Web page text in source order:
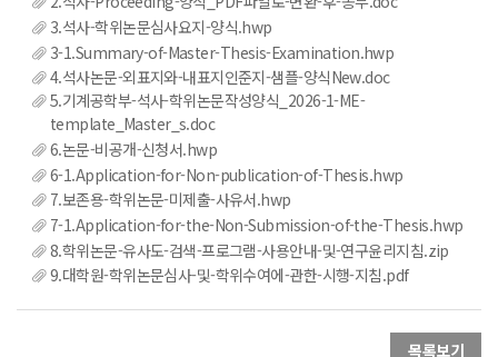
3.석사-학위논문심사요지-양식.hwp
3-1.Summary-of-Master-Thesis-Examination.hwp
4.석사논문-외표지와-내표지인준지-샘플-양식New.doc
5.기계공학부-석사-학위논문작성양식_2026-1-ME-
template_Master_s.doc
6.논문-비공개-신청서.hwp
6-1.Application-for-Non-publication-of-Thesis.hwp
7.보존용-학위논문-미제출-사유서.hwp
7-1.Application-for-the-Non-Submission-of-the-Thesis.hwp
8.학위논문-유사도-검색-프로그램-사용안내-및-연구윤리지침.zip
9.대학원-학위논문심사-및-학위수여에-관한-시행-지침.pdf
목록보기